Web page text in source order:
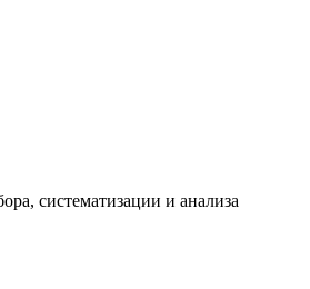
систематизации и анализа